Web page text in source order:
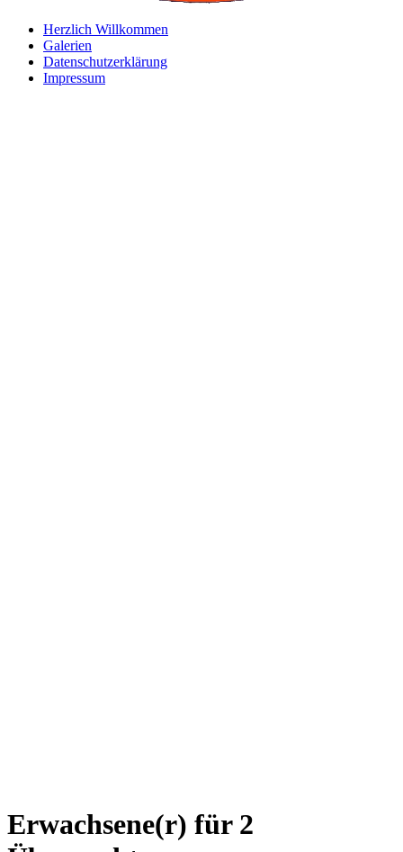
Herzlich Willkommen
Galerien
Datenschutzerklärung
Impressum
Erwachsene(r) für 2